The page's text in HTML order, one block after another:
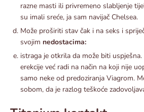
razne masti ili privremeno slabljenje
su imali sreće, ja sam navijač Chelsea.
Može proširiti stav čak i na seks i
svojim nedostacima:
istraga je otkrila da može biti
erekcije već radi na način na koji nije
samo neke od predoziranja Viagrom.
sobom, da je razlog teškoće